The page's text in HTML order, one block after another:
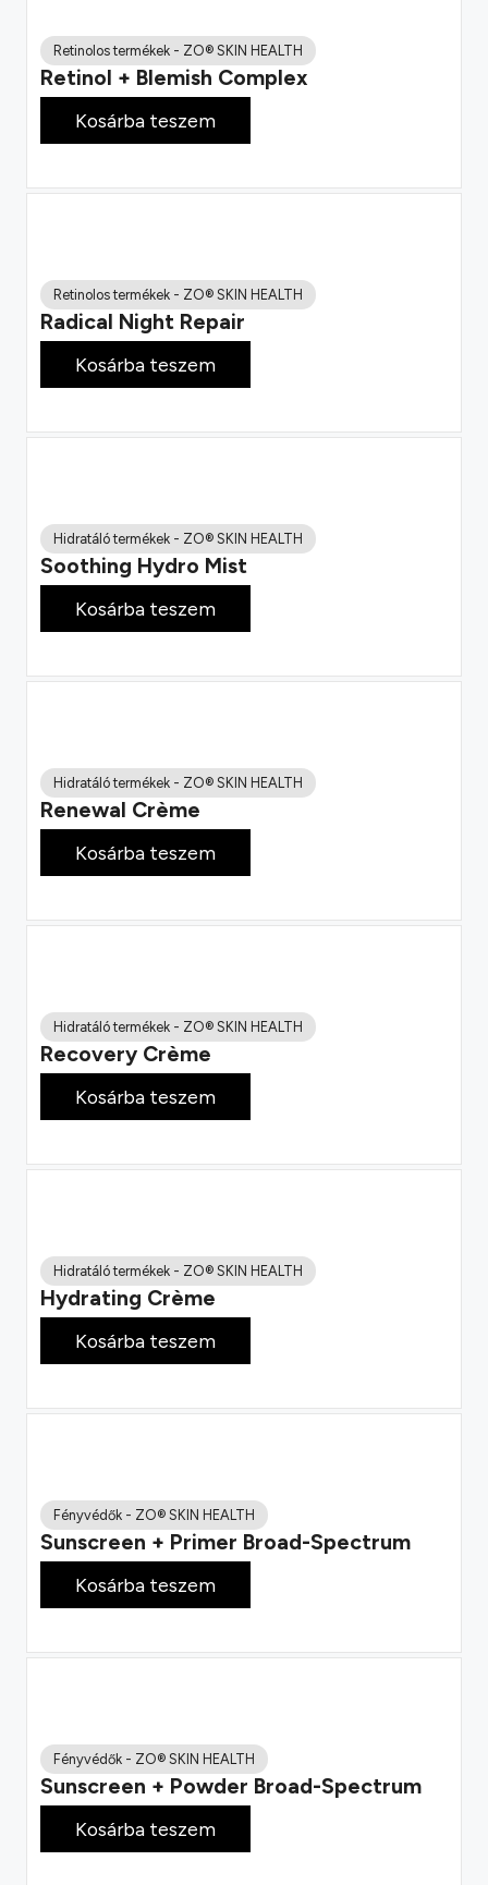
Retinolos termékek - ZO® SKIN HEALTH
Retinol + Blemish Complex
Kosárba teszem
Retinolos termékek - ZO® SKIN HEALTH
Radical Night Repair
Kosárba teszem
Hidratáló termékek - ZO® SKIN HEALTH
Soothing Hydro Mist
Kosárba teszem
Hidratáló termékek - ZO® SKIN HEALTH
Renewal Crème
Kosárba teszem
Hidratáló termékek - ZO® SKIN HEALTH
Recovery Crème
Kosárba teszem
Hidratáló termékek - ZO® SKIN HEALTH
Hydrating Crème
Kosárba teszem
Fényvédők - ZO® SKIN HEALTH
Sunscreen + Primer Broad-Spectrum
Kosárba teszem
Fényvédők - ZO® SKIN HEALTH
Sunscreen + Powder Broad-Spectrum
Kosárba teszem